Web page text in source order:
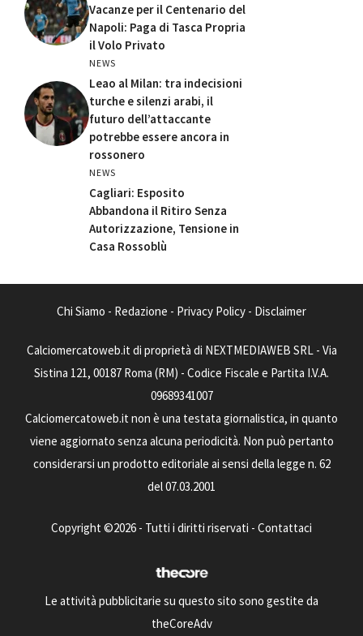
Vacanze per il Centenario del
Napoli: Paga di Tasca Propria
il Volo Privato
NEWS
Leao al Milan: tra indecisioni
turche e silenzi arabi, il
futuro dell’attaccante
potrebbe essere ancora in
rossonero
NEWS
Cagliari: Esposito
Abbandona il Ritiro Senza
Autorizzazione, Tensione in
Casa Rossoblù
Chi Siamo - Redazione - Privacy Policy - Disclaimer
Calciomercatoweb.it di proprietà di NEXTMEDIAWEB SRL - Via
Sistina 121, 00187 Roma (RM) - Codice Fiscale e Partita I.V.A.
09689341007
Calciomercatoweb.it non è una testata giornalistica, in quanto
viene aggiornato senza alcuna periodicità. Non può pertanto
considerarsi un prodotto editoriale ai sensi della legge n. 62
del 07.03.2001
Copyright ©2026 - Tutti i diritti riservati - Contattaci
Le attività pubblicitarie su questo sito sono gestite da
theCoreAdv